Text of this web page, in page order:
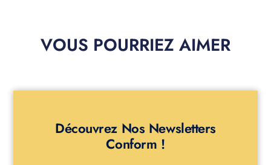
VOUS POURRIEZ AIMER
Découvrez Nos Newsletters
Conform !